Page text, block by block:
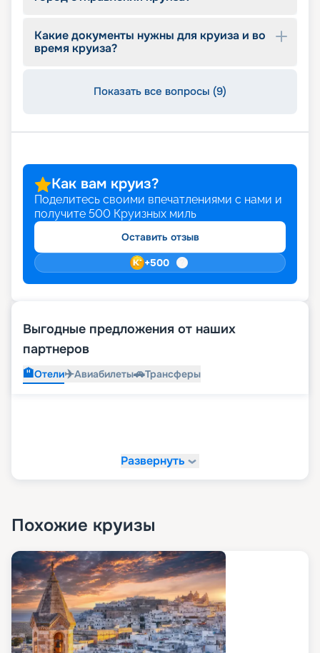
Какие документы нужны для круиза и во
время круиза?
Показать все вопросы (9)
Как вам круиз?
Поделитесь своими впечатлениями с нами и
получите 500 Круизных миль
Оставить отзыв
+500
Выгодные предложения от наших
партнеров
🏨Отели✈️Авиабилеты🚗Трансферы
Развернуть
Похожие круизы